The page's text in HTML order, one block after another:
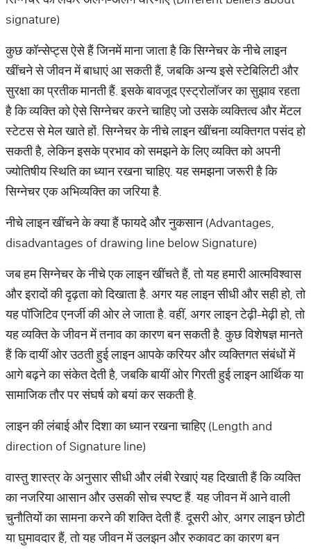
signature)
कुछ कॉन्सेप्ट्स ऐसे हैं जिनमें माना जाता है कि सिग्नेचर के नीचे लाइन
खींचने से जीवन में बाधाएं आ सकती हैं, जबकि अन्य इसे स्टेबिलिटी और
सुरक्षा का प्रतीक मानती हैं. इसके बावजूद एस्ट्रोलॉजर का सुझाव रहता
है कि व्यक्ति को ऐसे सिग्नेचर करने चाहिए जो उसके व्यक्तित्व और मेंटल
स्टेटस से मेल खाते हों. सिग्नेचर के नीचे लाइन खींचना व्यक्तिगत पसंद हो
सकती है, लेकिन इसके प्रभाव को समझने के लिए व्यक्ति को अपनी
ज्योतिषीय स्थिति का ध्यान रखना चाहिए. यह समझना जरूरी है कि
सिग्नेचर एक अभिव्यक्ति का जरिया है.
नीचे लाइन खींचने के क्या हैं फायदे और नुकसान (Advantages,
disadvantages of drawing line below Signature)
जब हम सिग्नेचर के नीचे एक लाइन खींचते हैं, तो यह हमारी आत्मविश्वास
और इरादों की दृढ़ता को दिखाता है. अगर यह लाइन सीधी और सही हो, तो
यह पॉजिटिव एनर्जी की ओर ले जाता है. वहीं, अगर लाइन टेढ़ी-मेढ़ी हो, तो
यह व्यक्ति के जीवन में तनाव का कारण बन सकती है. कुछ विशेषज्ञ मानते
हैं कि दायीं ओर उठती हुई लाइन आपके करियर और व्यक्तिगत संबंधों में
आगे बढ़ने का संकेत देती है, जबकि बायीं ओर गिरती हुई लाइन आर्थिक या
सामाजिक तौर पर संघर्ष को बयां कर सकती है.
लाइन की लंबाई और दिशा का ध्यान रखना चाहिए (Length and
direction of Signature line)
वास्तु शास्त्र के अनुसार सीधी और लंबी रेखाएं यह दिखाती हैं कि व्यक्ति
का नजरिया आसान और उसकी सोच स्पष्ट हैं. यह जीवन में आने वाली
चुनौतियों का सामना करने की शक्ति देती हैं. दूसरी ओर, अगर लाइन छोटी
या घुमावदार हैं, तो यह जीवन में उलझन और रुकावट का कारण बन